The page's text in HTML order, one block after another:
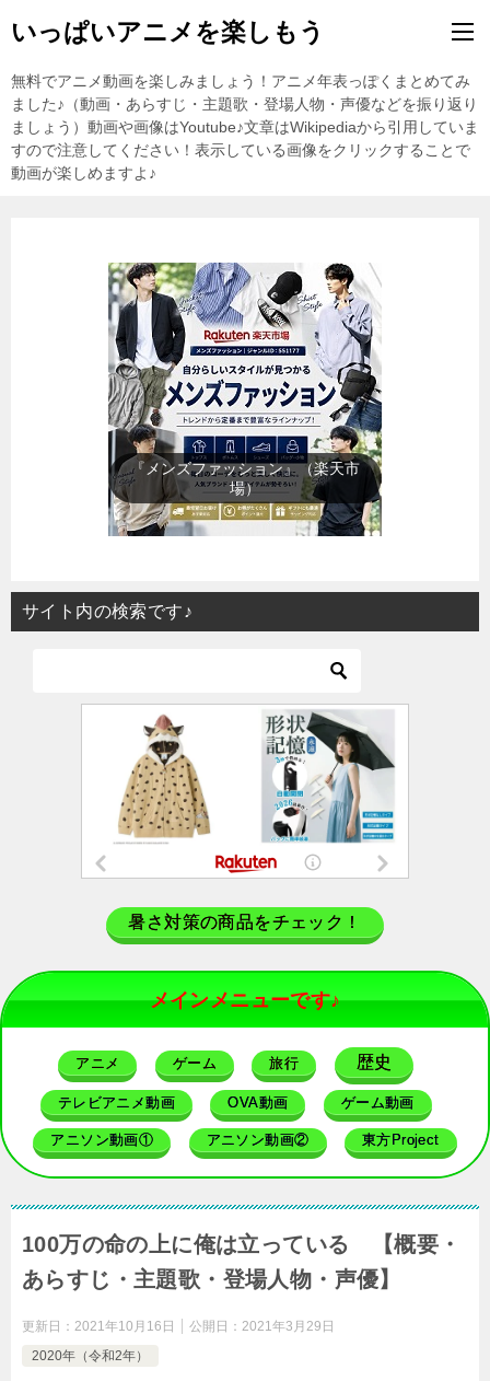
いっぱいアニメを楽しもう
無料でアニメ動画を楽しみましょう！アニメ年表っぽくまとめてみ
ました♪（動画・あらすじ・主題歌・登場人物・声優などを振り返り
ましょう）動画や画像はYoutube♪文章はWikipediaから引用していま
すので注意してください！表示している画像をクリックすることで
動画が楽しめますよ♪
『レディースファッション』（楽
天市場）
サイト内の検索です♪
暑さ対策の商品をチェック！
メインメニューです♪
アニメ ゲーム 旅行 歴史
テレビアニメ動画 OVA動画 ゲーム動画
アニソン動画① アニソン動画② 東方Project
100万の命の上に俺は立っている 【概要・
あらすじ・主題歌・登場人物・声優】
更新日： 2021年10月16日 公開日： 2021年3月29日
2020年（令和2年）